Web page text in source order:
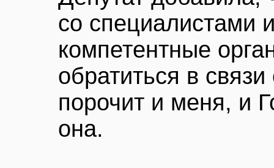
со специалистами
компетентные
обратиться в
порочит и меня, и
она.